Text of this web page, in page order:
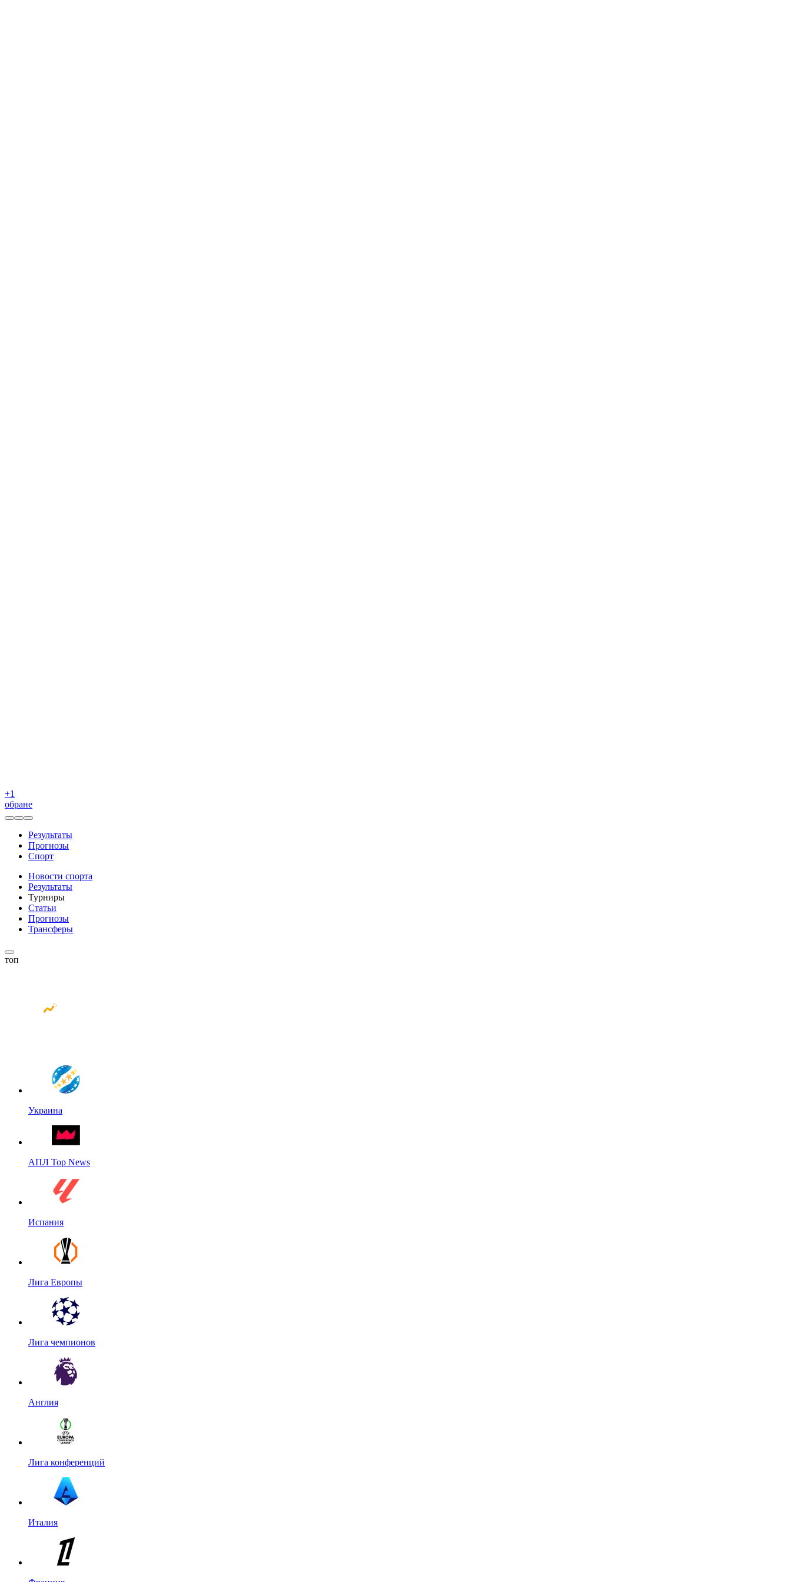
+1
обране
Результаты
Прогнозы
Спорт
Новости спорта
Результаты
Турниры
Статьи
Прогнозы
Трансферы
топ
Украина
АПЛ Top News
Испания
Лига Европы
Лига чемпионов
Англия
Лига конференций
Италия